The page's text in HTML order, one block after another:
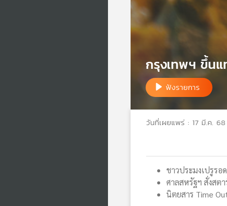
กรุงเทพฯ ขึ้น
ฟังรายการ
วันที่เผยแพร่ : 17 มี.ค. 68
ชาวประมงเปรูรอ
ศาลสหรัฐฯ สั่งสต
นิตยสาร Time